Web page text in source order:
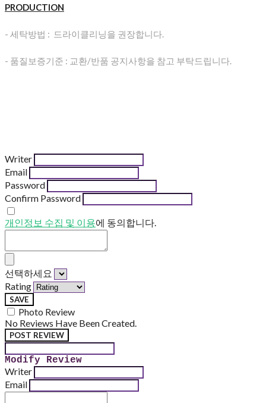
PRODUCTION
- 세탁방법 : 드라이클리닝을 권장합니다.
- 품질보증기준 : 교환/반품 공지사항을 참고 부탁드립니다.
Writer
Email
Password
Confirm Password
개인정보 수집 및 이용에 동의합니다.
선택하세요
Rating
SAVE
Photo Review
No Reviews Have Been Created.
POST REVIEW
Modify Review
Writer
Email